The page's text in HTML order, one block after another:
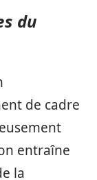
du
de cadre
entraîne
la